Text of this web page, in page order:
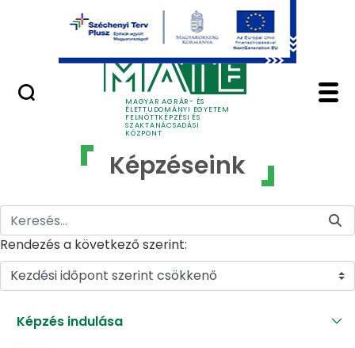
Ugrás a fő tartalomhoz
MAGYAR AGRÁR- ÉS
ÉLETTUDOMÁNYI EGYETEM
FELNŐTTKÉPZÉSI ÉS
SZAKTANÁCSADÁSI
KÖZPONT
Képzéseink - MATE
Képzéseink
Rendezés a következő szerint:
Kezdési időpont szerint csökkenő
Képzés indulása